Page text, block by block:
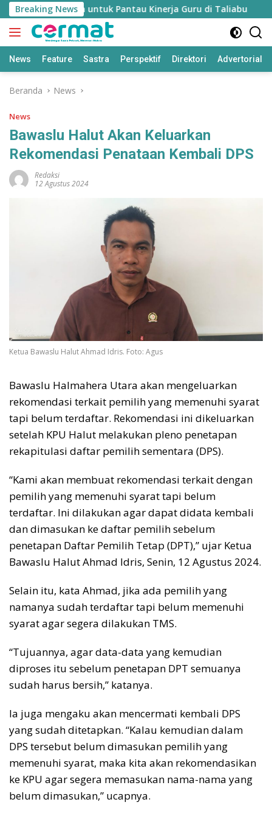
Langsung
ke
konten
Breaking News
Disiapkan untuk Pantau Kinerja Guru di Taliabu
News Feature Sastra Perspektif Direktori Advertorial
Beranda News
News
Bawaslu Halut Akan Keluarkan
Rekomendasi Penataan Kembali DPS
Redaksi
12 Agustus 2024
Ketua Bawaslu Halut Ahmad Idris. Foto: Agus
Bawaslu Halmahera Utara akan mengeluarkan
rekomendasi terkait pemilih yang memenuhi syarat
tapi belum terdaftar. Rekomendasi ini dikeluarkan
setelah KPU Halut melakukan pleno penetapan
rekapitulasi daftar pemilih sementara (DPS).
“Kami akan membuat rekomendasi terkait dengan
pemilih yang memenuhi syarat tapi belum
terdaftar. Ini dilakukan agar dapat didata kembali
dan dimasukan ke daftar pemilih sebelum
penetapan Daftar Pemilih Tetap (DPT),” ujar Ketua
Bawaslu Halut Ahmad Idris, Senin, 12 Agustus 2024.
Selain itu, kata Ahmad, jika ada pemilih yang
namanya sudah terdaftar tapi belum memenuhi
syarat agar segera dilakukan TMS.
“Tujuannya, agar data-data yang kemudian
diproses itu sebelum penetapan DPT semuanya
sudah harus bersih,” katanya.
Ia juga mengaku akan mencermati kembali DPS
yang sudah ditetapkan. “Kalau kemudian dalam
DPS tersebut belum dimasukan pemilih yang
memenuhi syarat, maka kita akan rekomendasikan
ke KPU agar segera memasukan nama-nama yang
belum dimasukan,” ucapnya.